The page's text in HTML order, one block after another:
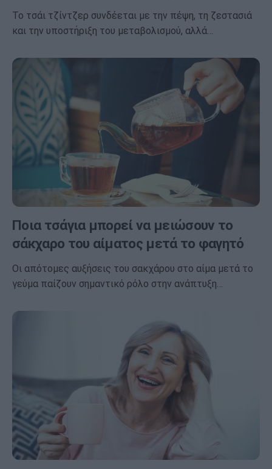
Το τσάι τζίντζερ συνδέεται με την πέψη, τη ζεστασιά
και την υποστήριξη του μεταβολισμού, αλλά…
Ποια τσάγια μπορεί να μειώσουν το
σάκχαρο του αίματος μετά το φαγητό
Οι απότομες αυξήσεις του σακχάρου στο αίμα μετά το
γεύμα παίζουν σημαντικό ρόλο στην ανάπτυξη…